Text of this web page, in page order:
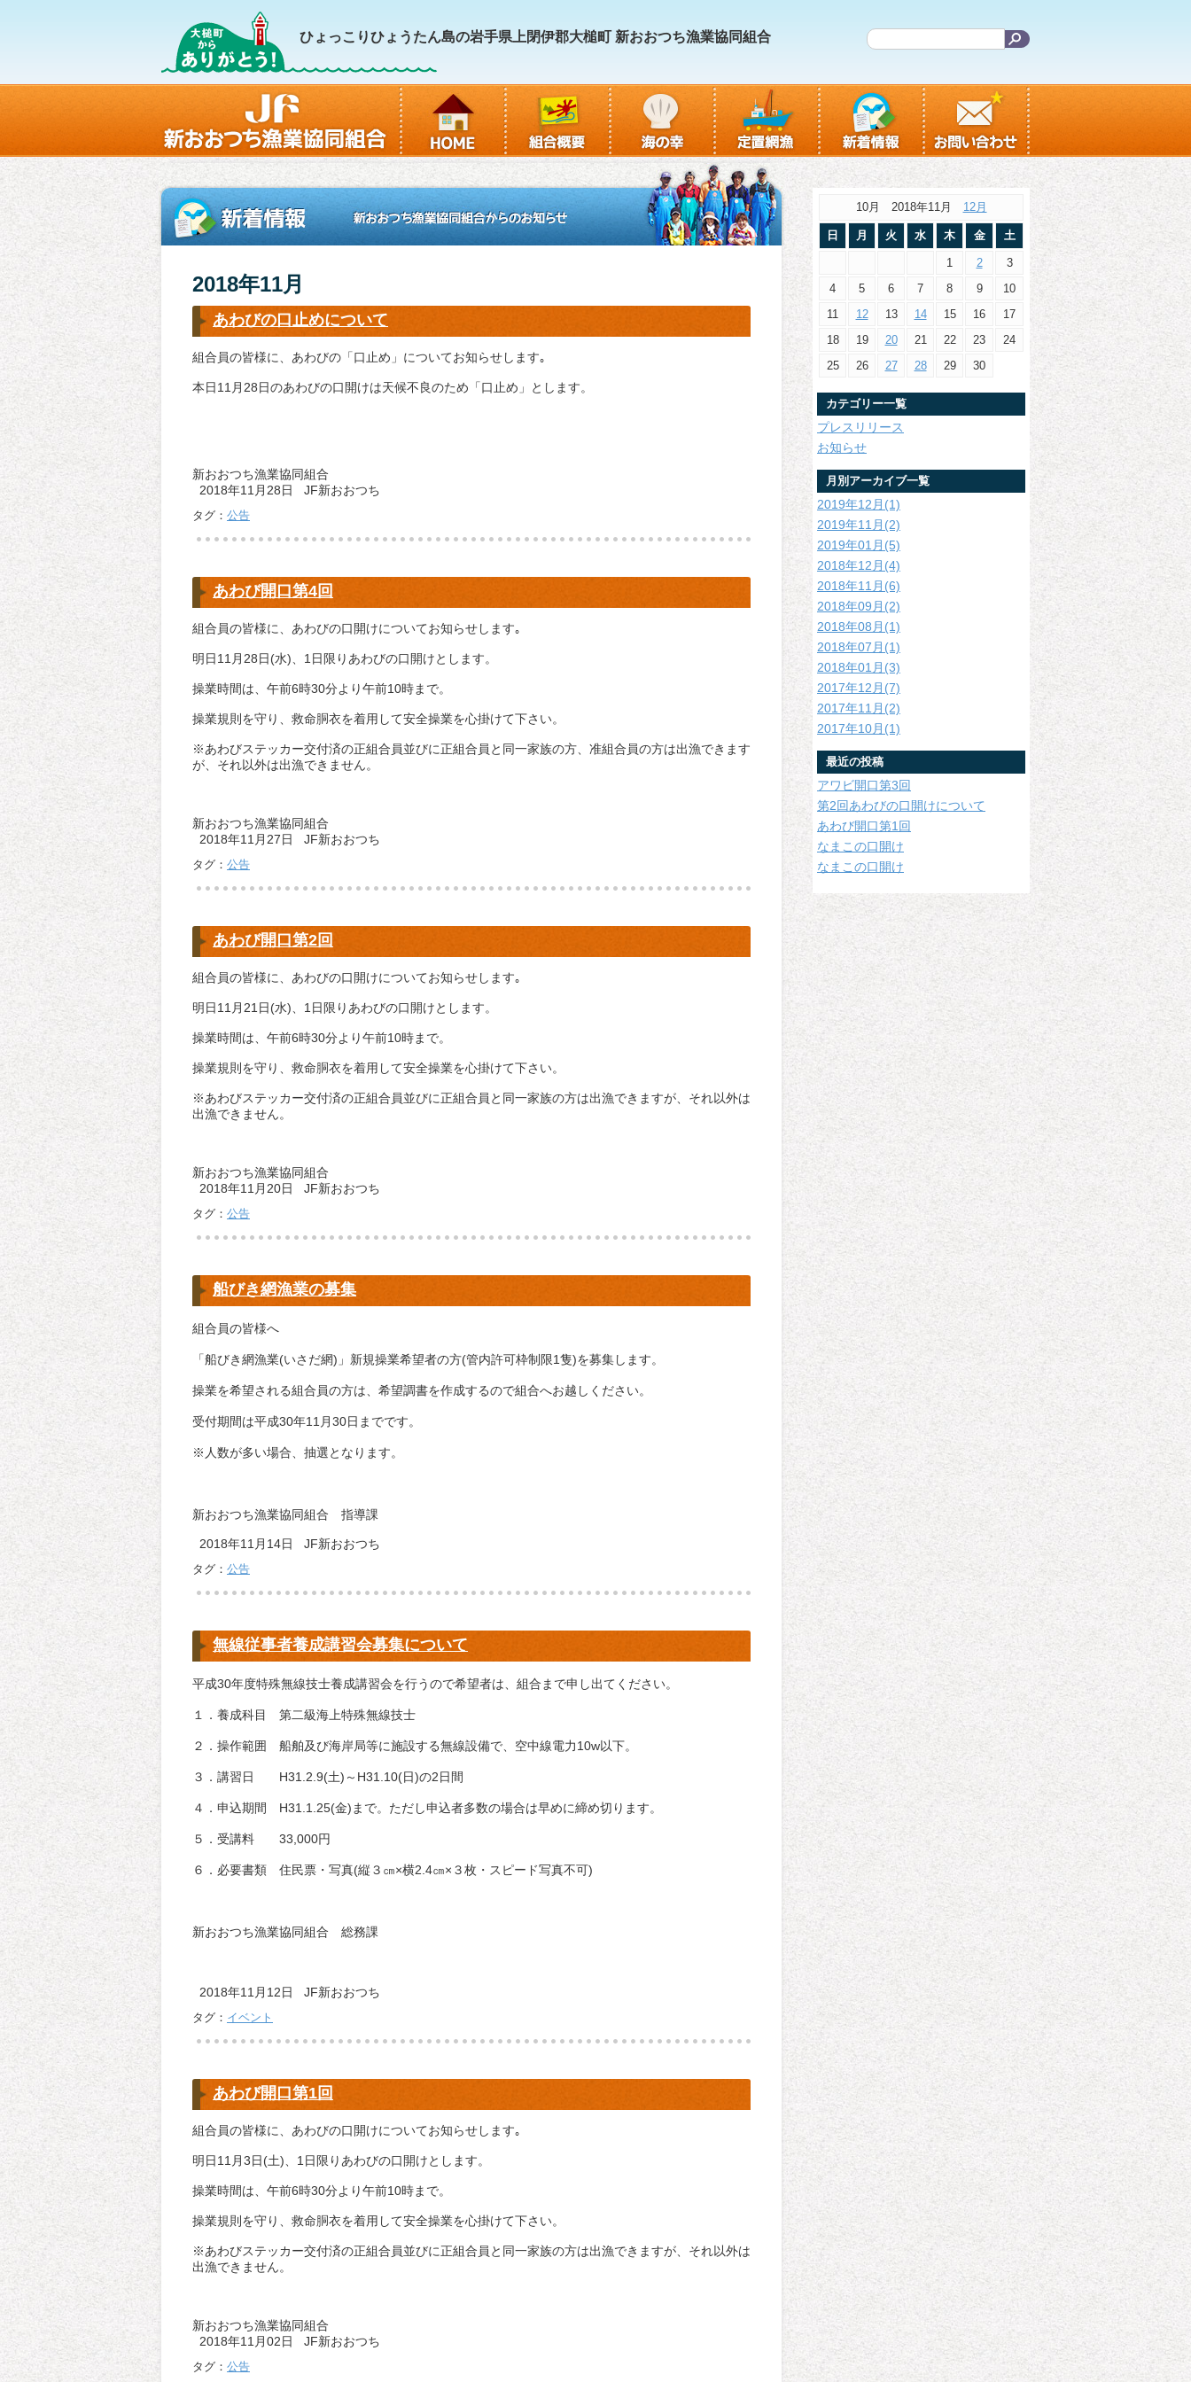
ひょっこりひょうたん島の岩手県上閉伊郡大槌町 新おおつち漁業協同組合
2018年11月
あわびの口止めについて
組合員の皆様に、あわびの「口止め」についてお知らせします｡
本日11月28日のあわびの口開けは天候不良のため「口止め」とします。
新おおつち漁業協同組合
2018年11月28日 JF新おおつち
タグ： 公告
あわび開口第4回
組合員の皆様に、あわびの口開けについてお知らせします｡
明日11月28日(水)、1日限りあわびの口開けとします。
操業時間は、午前6時30分より午前10時まで。
操業規則を守り、救命胴衣を着用して安全操業を心掛けて下さい。
※あわびステッカー交付済の正組合員並びに正組合員と同一家族の方、准組合員の方は出漁できます
が、それ以外は出漁できません。
新おおつち漁業協同組合
2018年11月27日 JF新おおつち
タグ： 公告
あわび開口第2回
組合員の皆様に、あわびの口開けについてお知らせします｡
明日11月21日(水)、1日限りあわびの口開けとします。
操業時間は、午前6時30分より午前10時まで。
操業規則を守り、救命胴衣を着用して安全操業を心掛けて下さい。
※あわびステッカー交付済の正組合員並びに正組合員と同一家族の方は出漁できますが、それ以外は
出漁できません。
新おおつち漁業協同組合
2018年11月20日 JF新おおつち
タグ： 公告
船びき網漁業の募集
組合員の皆様へ
「船びき網漁業(いさだ網)」新規操業希望者の方(管内許可枠制限1隻)を募集します。
操業を希望される組合員の方は、希望調書を作成するので組合へお越しください。
受付期間は平成30年11月30日までです。
※人数が多い場合、抽選となります。
新おおつち漁業協同組合 指導課
2018年11月14日 JF新おおつち
タグ： 公告
無線従事者養成講習会募集について
平成30年度特殊無線技士養成講習会を行うので希望者は、組合まで申し出てください。
１．養成科目 第二級海上特殊無線技士
２．操作範囲 船舶及び海岸局等に施設する無線設備で、空中線電力10w以下。
３．講習日 H31.2.9(土)～H31.10(日)の2日間
４．申込期間 H31.1.25(金)まで。ただし申込者多数の場合は早めに締め切ります。
５．受講料 33,000円
６．必要書類 住民票・写真(縦３㎝×横2.4㎝×３枚・スピード写真不可)
新おおつち漁業協同組合 総務課
2018年11月12日 JF新おおつち
タグ： イベント
あわび開口第1回
組合員の皆様に、あわびの口開けについてお知らせします｡
明日11月3日(土)、1日限りあわびの口開けとします。
操業時間は、午前6時30分より午前10時まで。
操業規則を守り、救命胴衣を着用して安全操業を心掛けて下さい。
※あわびステッカー交付済の正組合員並びに正組合員と同一家族の方は出漁できますが、それ以外は
出漁できません。
新おおつち漁業協同組合
2018年11月02日 JF新おおつち
タグ： 公告
10月 2018年11月 12月
日 月 火 水 木 金 土
1 2
3
4
5 6 7 8 9
10
11
12 13 14 15 16
17
18
19 20 21 22 23
24
25
26 27 28 29 30
カテゴリー一覧
プレスリリース
お知らせ
月別アーカイブ一覧
2019年12月(1)
2019年11月(2)
2019年01月(5)
2018年12月(4)
2018年11月(6)
2018年09月(2)
2018年08月(1)
2018年07月(1)
2018年01月(3)
2017年12月(7)
2017年11月(2)
2017年10月(1)
最近の投稿
アワビ開口第3回
第2回あわびの口開けについて
あわび開口第1回
なまこの口開け
なまこの口開け